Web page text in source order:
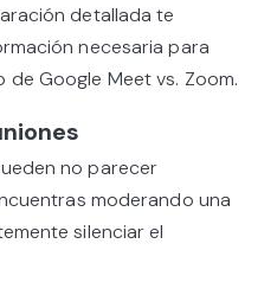
detallada te
necesaria para
Google Meet vs. Zoom.
no parecer
moderando una
silenciar el